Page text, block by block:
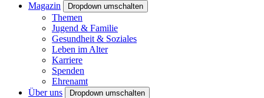
Magazin
Dropdown umschalten
Themen
Jugend & Familie
Gesundheit & Soziales
Leben im Alter
Karriere
Spenden
Ehrenamt
Über uns
Dropdown umschalten